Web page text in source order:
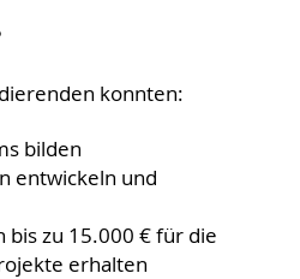
konnten:
bilden
entwickeln und
bis zu 15.000 € für die
erhalten